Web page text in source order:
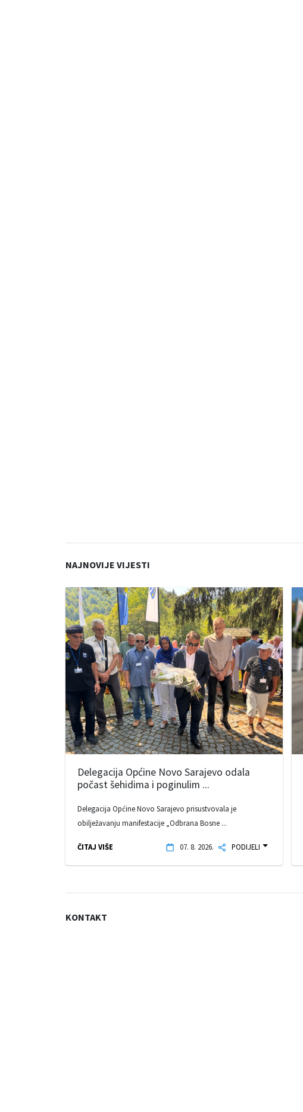
NAJNOVIJE VIJESTI
Delegacija Općine Novo Sarajevo odala
počast šehidima i poginulim ...
Delegacija Općine Novo Sarajevo prisustvovala je
obilježavanju manifestacije „Odbrana Bosne ...
ČITAJ VIŠE 07. 8. 2026. PODIJELI
KONTAKT